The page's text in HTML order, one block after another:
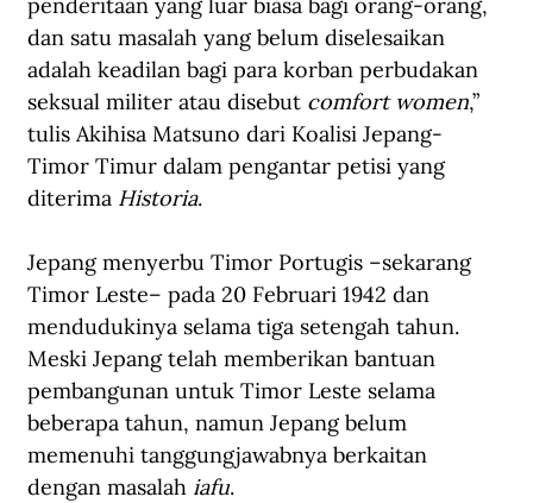
penderitaan yang luar biasa bagi orang-orang,
dan satu masalah yang belum diselesaikan
adalah keadilan bagi para korban perbudakan
seksual militer atau disebut comfort women,”
tulis Akihisa Matsuno dari Koalisi Jepang-
Timor Timur dalam pengantar petisi yang
diterima Historia.
Jepang menyerbu Timor Portugis –sekarang
Timor Leste– pada 20 Februari 1942 dan
mendudukinya selama tiga setengah tahun.
Meski Jepang telah memberikan bantuan
pembangunan untuk Timor Leste selama
beberapa tahun, namun Jepang belum
memenuhi tanggungjawabnya berkaitan
dengan masalah iafu.